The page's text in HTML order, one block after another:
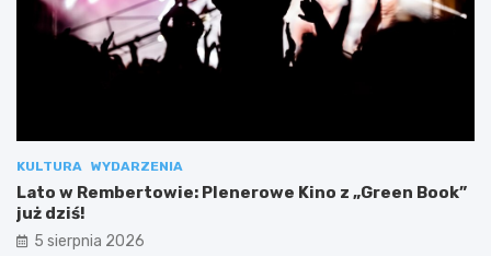
KULTURA WYDARZENIA
Lato w Rembertowie: Plenerowe Kino z „Green Book”
już dziś!
5 sierpnia 2026